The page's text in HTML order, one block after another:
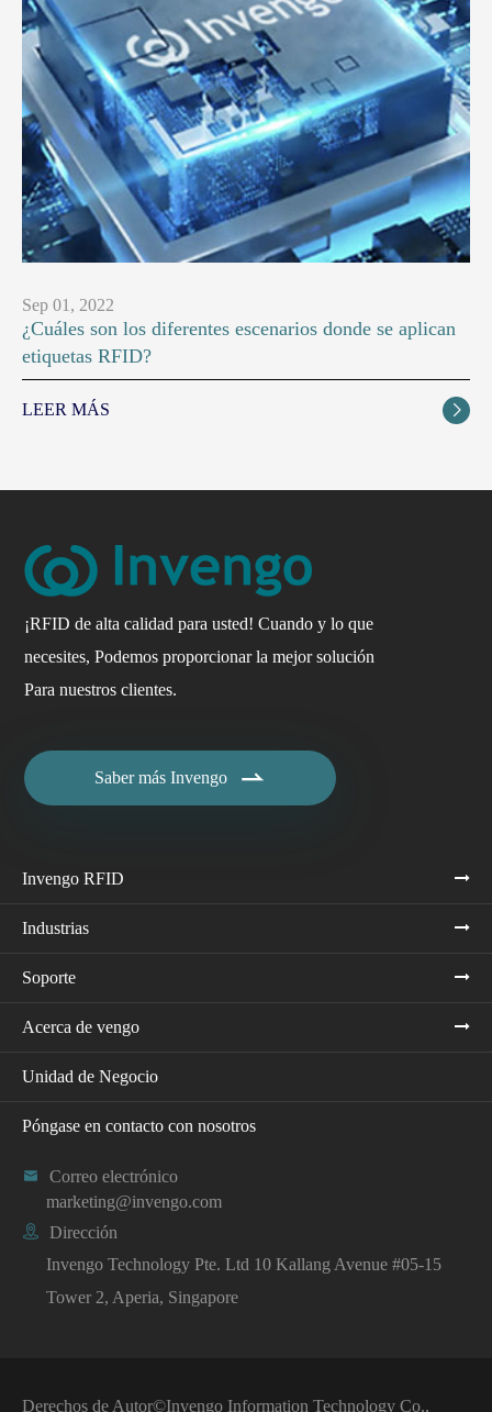
Sep 01, 2022
¿Cuáles son los diferentes escenarios donde se aplican
etiquetas RFID?
LEER MÁS 
¡RFID de alta calidad para usted! Cuando y lo que
necesites, Podemos proporcionar la mejor solución
Para nuestros clientes.
Saber más Invengo 
Invengo RFID
Industrias
Soporte
Acerca de vengo
Unidad de Negocio
Póngase en contacto con nosotros

Correo electrónico
marketing@invengo.com

Dirección
Invengo Technology Pte. Ltd 10 Kallang Avenue #05-15
Tower 2, Aperia, Singapore
Derechos de Autor©Invengo Information Technology Co.,